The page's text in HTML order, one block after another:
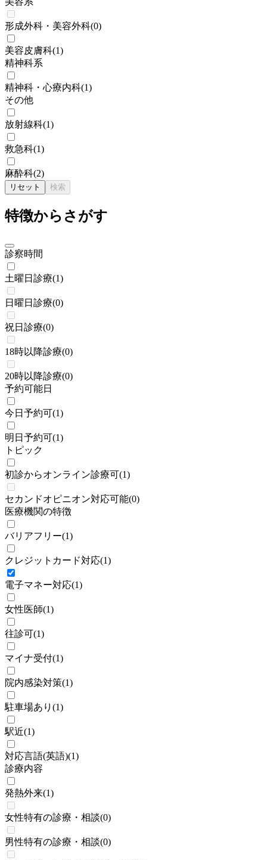
形成外科・美容外科(0)
美容皮膚科(1)
精神科系
精神科・心療内科(1)
その他
放射線科(1)
救急科(1)
麻酔科(2)
リセット 検索
特徴からさがす
診察時間
土曜日診療(1)
日曜日診療(0)
祝日診療(0)
18時以降診療(0)
20時以降診療(0)
予約可能日
今日予約可(1)
明日予約可(1)
トピック
初診からオンライン診療可(1)
セカンドオピニオン対応可能(0)
医療機関の特徴
バリアフリー(1)
クレジットカード対応(1)
電子マネー対応(1)
女性医師(1)
往診可(1)
マイナ受付(1)
院内感染対策(1)
駐車場あり (1)
駅近(1)
対応言語(英語)(1)
診療内容
発熱外来(1)
女性特有の診療・相談(0)
男性特有の診療・相談(0)